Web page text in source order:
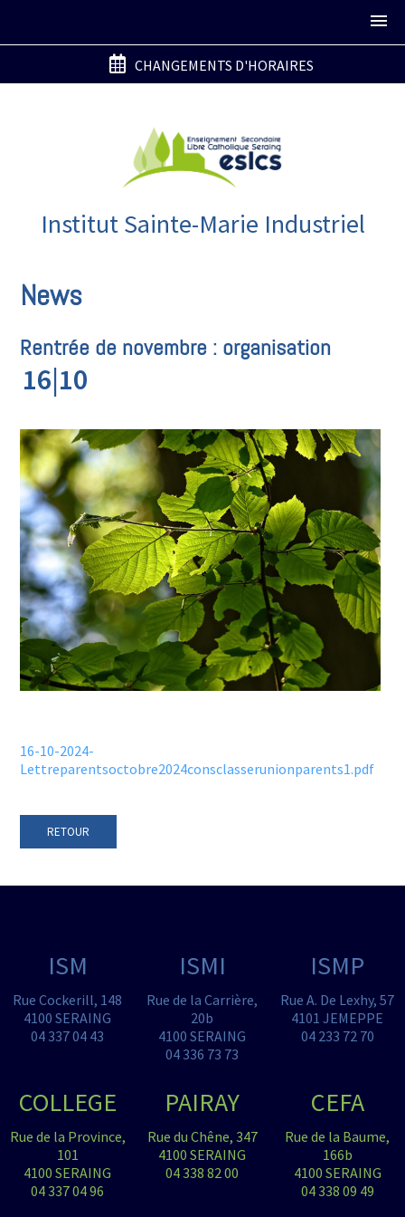
Institut Sainte-Marie Industriel
CHANGEMENTS D'HORAIRES
News
Rentrée de novembre : organisation
16|10
16-10-2024-
Lettreparentsoctobre2024consclasserunionparents1.pdf
RETOUR
ISM
Rue Cockerill, 148
4100 SERAING
04 337 04 43
ISMI
Rue de la Carrière,
20b
4100 SERAING
04 336 73 73
ISMP
Rue A. De Lexhy, 57
4101 JEMEPPE
04 233 72 70
COLLEGE
Rue de la Province,
101
4100 SERAING
04 337 04 96
PAIRAY
Rue du Chêne, 347
4100 SERAING
04 338 82 00
CEFA
Rue de la Baume,
166b
4100 SERAING
04 338 09 49